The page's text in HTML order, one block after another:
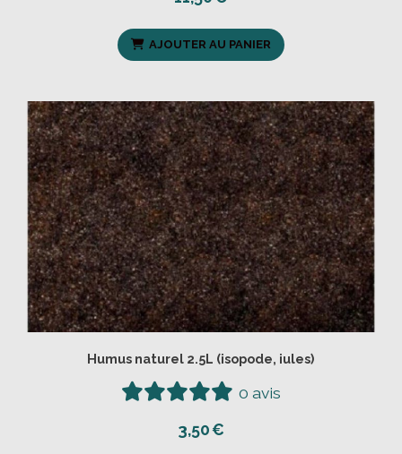
AJOUTER AU PANIER
Humus naturel 2.5L (isopode, iules)
3,50€
0 avis